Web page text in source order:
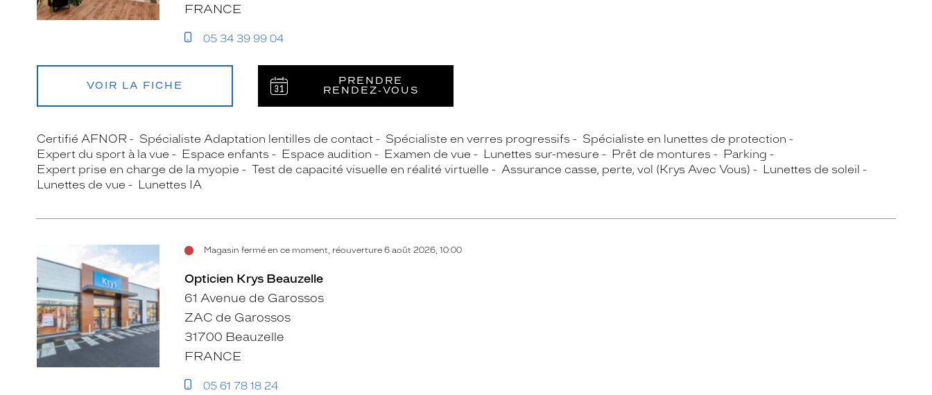
FRANCE
05 34 39 99 04
VOIR LA FICHE
PRENDRE
RENDEZ‑VOUS
Certifié AFNOR Spécialiste Adaptation lentilles de contact Spécialiste en verres progressifs
Spécialiste en lunettes de protection
Expert du sport à la vue
Espace enfants Espace audition Examen de vue Lunettes sur-mesure Prêt de montures
Parking
Expert prise en charge de la myopie
Test de capacité visuelle en réalité virtuelle Assurance casse, perte, vol (Krys Avec Vous)
Lunettes de soleil
Lunettes de vue
Lunettes IA
Magasin fermé en ce moment, réouverture 6 août 2026, 10:00
Opticien Krys Beauzelle
61 Avenue de Garossos
ZAC de Garossos
31700 Beauzelle
FRANCE
05 61 78 18 24